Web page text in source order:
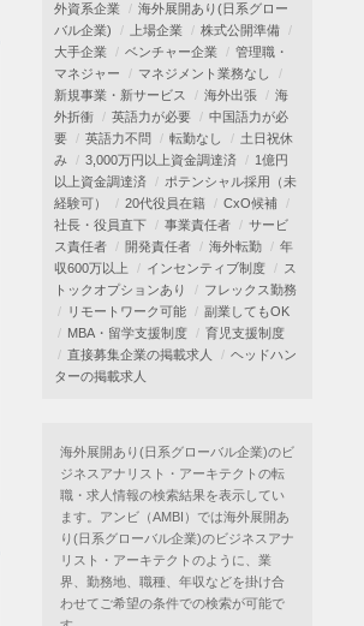
外資系企業
海外展開あり(日系グロー
バル企業)
上場企業
株式公開準備
大手企業
ベンチャー企業
管理職・
マネジャー
マネジメント業務なし
新規事業・新サービス
海外出張
海
外折衝
英語力が必要
中国語力が必
要
英語力不問 転勤なし
土日祝休
み
3,000万円以上資金調達済
1億円
以上資金調達済
ポテンシャル採用（未
経験可）
20代役員在籍
CxO候補
社長・役員直下
事業責任者
サービ
ス責任者
開発責任者 海外転勤
年
収600万以上
インセンティブ制度
ス
トックオプションあり
フレックス勤務
リモートワーク可能
副業してもOK
MBA・留学支援制度
育児支援制度
直接募集企業の掲載求人
ヘッドハン
ターの掲載求人
海外展開あり(日系グローバル企業)のビ
ジネスアナリスト・アーキテクトの転
職・求人情報の検索結果を表示してい
ます。アンビ（AMBI）では海外展開あ
り(日系グローバル企業)のビジネスアナ
リスト・アーキテクトのように、業
界、勤務地、職種、年収などを掛け合
わせてご希望の条件での検索が可能で